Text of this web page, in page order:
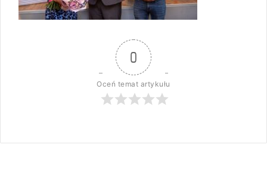
0
Oceń temat artykułu